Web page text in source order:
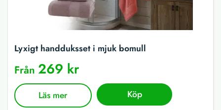
Lyxigt handduksset i mjuk bomull
Från 269 kr
Läs mer Köp